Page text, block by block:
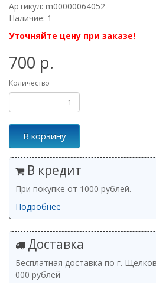
Артикул: m00000064052
Наличие: 1
Уточняйте цену при заказе!
700 р.
Количество
В корзину
В кредит
При покупке от 1000 рублей.
Подробнее
Доставка
Бесплатная доставка по г.
000 рублей